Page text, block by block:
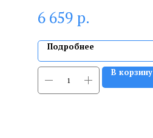
6 659 р.
Подробнее
В корзину